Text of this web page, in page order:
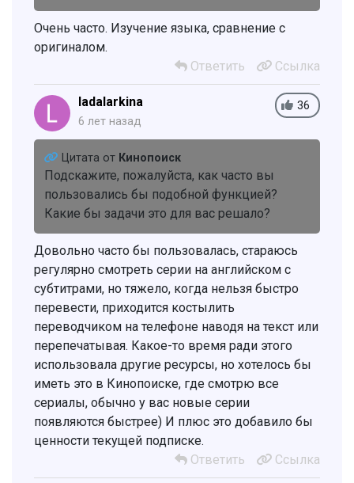
Очень часто. Изучение языка, сравнение с
оригиналом.
Ответить
Ссылка
36
ladalarkina
6 лет назад
Цитата от Кинопоиск
Подскажите, пожалуйста, как часто вы
пользовались бы подобной функцией?
Какие бы задачи это для вас решало?
Довольно часто бы пользовалась, стараюсь
регулярно смотреть серии на английском с
субтитрами, но тяжело, когда нельзя быстро
перевести, приходится костылить
переводчиком на телефоне наводя на текст или
перепечатывая. Какое-то время ради этого
использовала другие ресурсы, но хотелось бы
иметь это в Кинопоиске, где смотрю все
сериалы, обычно у вас новые серии
появляются быстрее) И плюс это добавило бы
ценности текущей подписке.
Ответить
Ссылка